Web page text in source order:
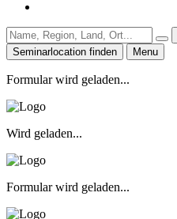
Seminarlocation finden
Menu
Formular wird geladen...
Wird geladen...
Formular wird geladen...